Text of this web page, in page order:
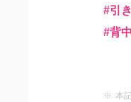
引
背中
※ 本